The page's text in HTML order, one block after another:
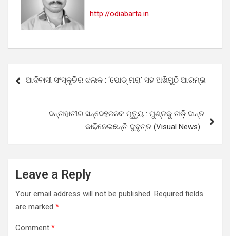
http://odiabarta.in
navigation
ଆଦିବାସୀ ସଂସ୍କୃତିର ଝଲକ : ‘ପୋଡ୍ ମରା’ ସହ ଅଖିମୁଠି ଆରମ୍ଭ
ଦନ୍ତାହାତୀର ସନ୍ଦେହଜନକ ମୃତ୍ୟୁ : ମୁଣ୍ଡକୁ ତାଡ଼ି ଦାନ୍ତ
କାଢିନେଇଛନ୍ତି ଦୁବୃତ୍ତ (Visual News)
Leave a Reply
Your email address will not be published. Required fields
are marked *
Comment *